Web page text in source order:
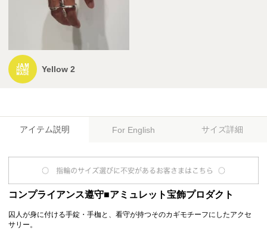
Yellow 2
アイテム説明 For English サイズ詳細
コンプライアンス遵守■アミュレット宝飾プロダクト
囚人が身に付ける手錠・手枷と、看守が持つそのカギモチーフにしたアクセ
サリー。